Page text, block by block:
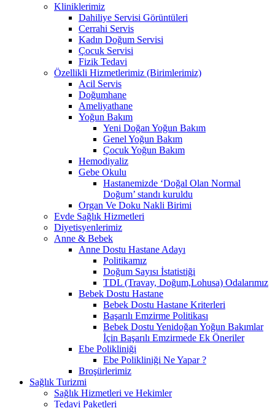
Kliniklerimiz
Dahiliye Servisi Görüntüleri
Cerrahi Servis
Kadın Doğum Servisi
Çocuk Servisi
Fizik Tedavi
Özellikli Hizmetlerimiz (Birimlerimiz)
Acil Servis
Doğumhane
Ameliyathane
Yoğun Bakım
Yeni Doğan Yoğun Bakım
Genel Yoğun Bakım
Çocuk Yoğun Bakım
Hemodiyaliz
Gebe Okulu
Hastanemizde ‘Doğal Olan Normal
Doğum’ standı kuruldu
Organ Ve Doku Nakli Birimi
Evde Sağlık Hizmetleri
Diyetisyenlerimiz
Anne & Bebek
Anne Dostu Hastane Adayı
Politikamız
Doğum Sayısı İstatistiği
TDL (Travay, Doğum,Lohusa) Odalarımız
Bebek Dostu Hastane
Bebek Dostu Hastane Kriterleri
Başarılı Emzirme Politikası
Bebek Dostu Yenidoğan Yoğun Bakımlar
İçin Başarılı Emzirmede Ek Öneriler
Ebe Polikliniği
Ebe Polikliniği Ne Yapar ?
Broşürlerimiz
Sağlık Turizmi
Sağlık Hizmetleri ve Hekimler
Tedavi Paketleri